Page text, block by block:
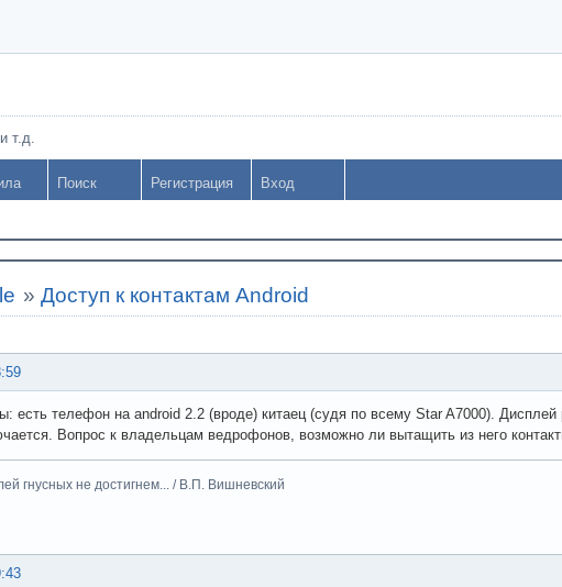
т.д.
Поиск Регистрация Вход
»Доступ к контактам Android
есть телефон на android 2.2 (вроде) китаец (судя по всему Star A7000). Дисплей
Вопрос к владельцам ведрофонов, возможно ли вытащить из него
гнусных не достигнем... / В.П. Вишневский